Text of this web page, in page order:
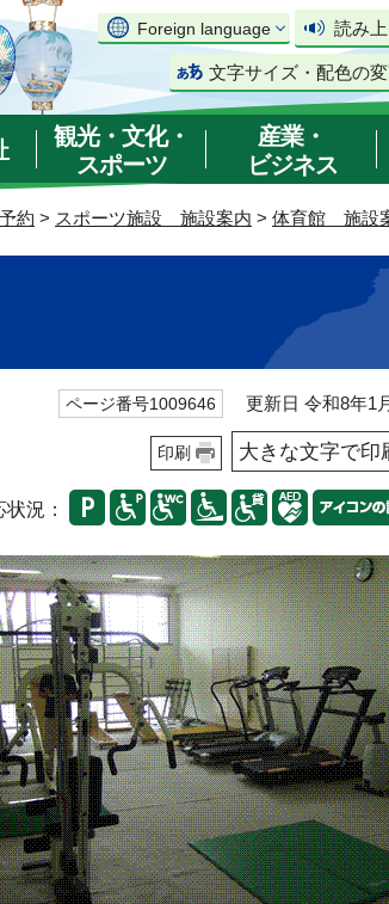
Foreign language 読み
文字サイズ・配色の
観光・文化・
スポーツ
産業・
ビジネス
約 > スポーツ施設 施設案内 > 体育館 施設
ページ番号1009646 更新日 令和8年1
印刷 大きな文字で印
況：